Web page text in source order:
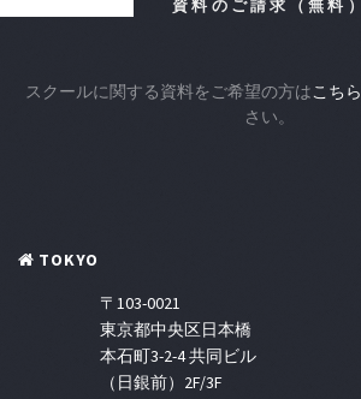
資料のご請求（無料）
スクールに関する資料をご希望の方はこちら
さい。
TOKYO
〒103-0021
東京都中央区日本橋
本石町3-2-4 共同ビル
（日銀前）2F/3F